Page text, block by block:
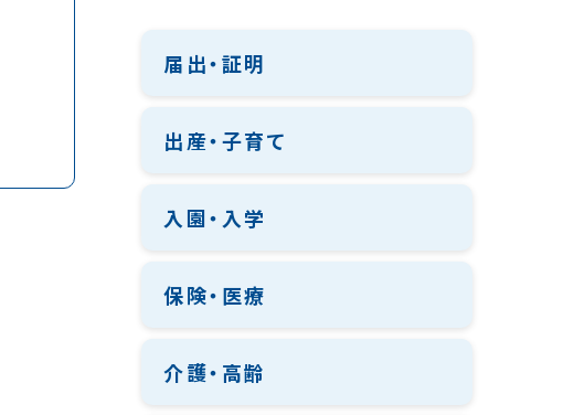
届出・証明
出産・子育て
入園・入学
保険・医療
介護・高齢